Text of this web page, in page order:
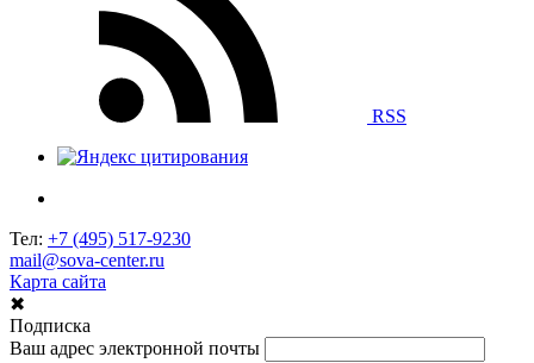
RSS
Тел: +7 (495) 517-9230
mail@sova-center.ru
Карта сайта
✖
Подписка
Ваш адрес электронной почты